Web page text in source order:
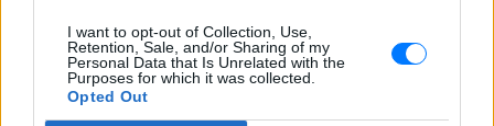
I want to opt-out of Collection, Use,
Retention, Sale, and/or Sharing of my
Personal Data that Is Unrelated with the
Purposes for which it was collected.
Opted Out